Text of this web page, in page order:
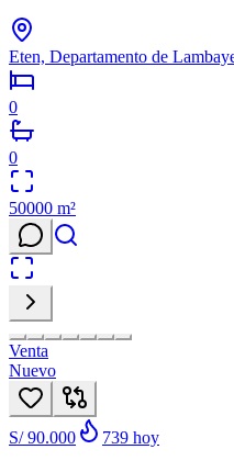
Eten, Departamento de
0
0
50000 m²
Venta
Nuevo
S/ 90.000 739 hoy